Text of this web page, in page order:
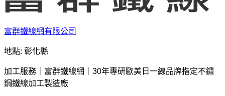
富群鐵線網有限公司
地點: 彰化縣
加工服務｜富群鐵線網｜30年專研歐美日一線品牌指定不鏽
鋼鐵線加工製造廠